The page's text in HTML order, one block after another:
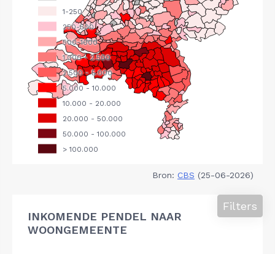
Bron: CBS (25-06-2026)
INKOMENDE PENDEL NAAR
WOONGEMEENTE
Filters